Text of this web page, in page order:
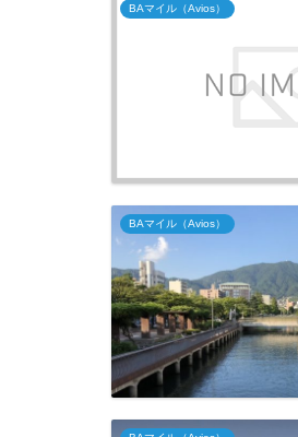
BAマイル（Avios）
BAマイル（Avios）